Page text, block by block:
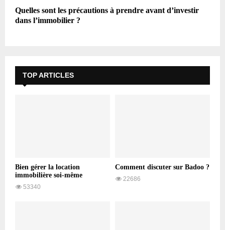
Quelles sont les précautions à prendre avant d’investir
dans l’immobilier ?
TOP ARTICLES
Bien gérer la location
immobilière soi-même
53340
Comment discuter sur Badoo ?
22686